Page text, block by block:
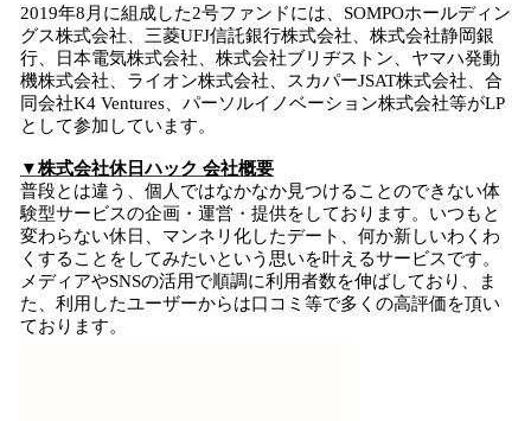
2019年8月に組成した2号ファンドには、SOMPOホールディン
グス株式会社、三菱UFJ信託銀行株式会社、株式会社静岡銀
行、日本電気株式会社、株式会社ブリヂストン、ヤマハ発動
機株式会社、ライオン株式会社、スカパーJSAT株式会社、合
同会社K4 Ventures、パーソルイノベーション株式会社等がLP
として参加しています。
▼株式会社休日ハック 会社概要
普段とは違う、個人ではなかなか見つけることのできない体
験型サービスの企画・運営・提供をしております。いつもと
変わらない休日、マンネリ化したデート、何か新しいわくわ
くすることをしてみたいという思いを叶えるサービスです。
メディアやSNSの活用で順調に利用者数を伸ばしており、ま
た、利用したユーザーからは口コミ等で多くの高評価を頂い
ております。